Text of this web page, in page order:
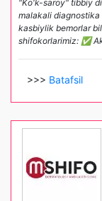
"Ko'k-saroy" tibbiy
malakali
kasbiylik bemorlar
shifokorlarimiz: ✅
>>> Batafsil